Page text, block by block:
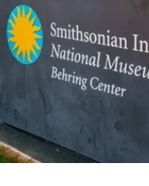
除了领导新加坡双
艺术节艺术总监，以
剧与表演艺术部主管